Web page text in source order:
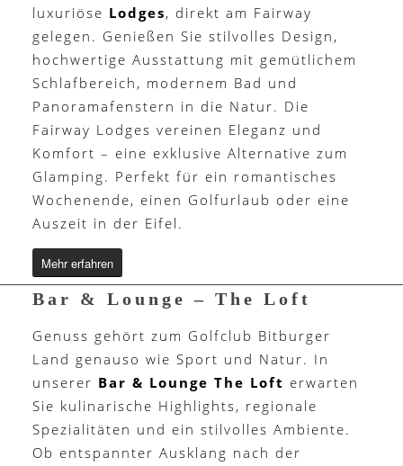
luxuriöse Lodges, direkt am Fairway
gelegen. Genießen Sie stilvolles Design,
hochwertige Ausstattung mit gemütlichem
Schlafbereich, modernem Bad und
Panoramafenstern in die Natur. Die
Fairway Lodges vereinen Eleganz und
Komfort – eine exklusive Alternative zum
Glamping. Perfekt für ein romantisches
Wochenende, einen Golfurlaub oder eine
Auszeit in der Eifel.
Mehr erfahren
Bar & Lounge – The Loft
Genuss gehört zum Golfclub Bitburger
Land genauso wie Sport und Natur. In
unserer Bar & Lounge The Loft erwarten
Sie kulinarische Highlights, regionale
Spezialitäten und ein stilvolles Ambiente.
Ob entspannter Ausklang nach der